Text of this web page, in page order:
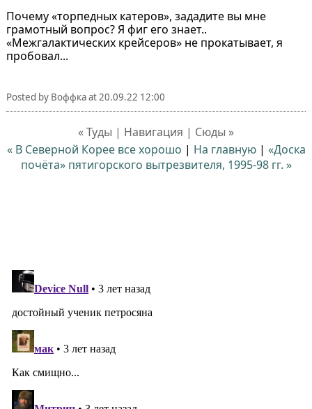
Почему «торпедных катеров», зададите вы мне
грамотный вопрос? Я фиг его знает..
«Межгалактических крейсеров» не прокатывает, я
пробовал...
Posted by Воффкаat 20.09.22 12:00
« Туды | Навигация | Сюды »
« В Северной Корее все хорошо | На главную| «Доска
почёта» пятигорского вытрезвителя, 1995-98 гг. »